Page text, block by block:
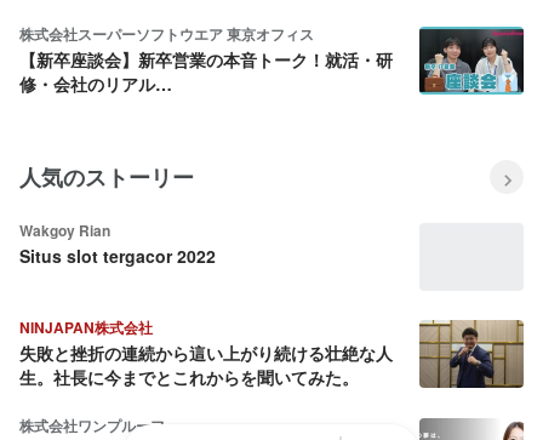
株式会社スーパーソフトウエア 東京オフィス
【新卒座談会】新卒営業の本音トーク！就活・研
修・会社のリアル…
人気のストーリー
Wakgoy Rian
Situs slot tergacor 2022
NINJAPAN株式会社
失敗と挫折の連続から這い上がり続ける壮絶な人
生。社長に今までとこれからを聞いてみた。
株式会社ワンプルーフ